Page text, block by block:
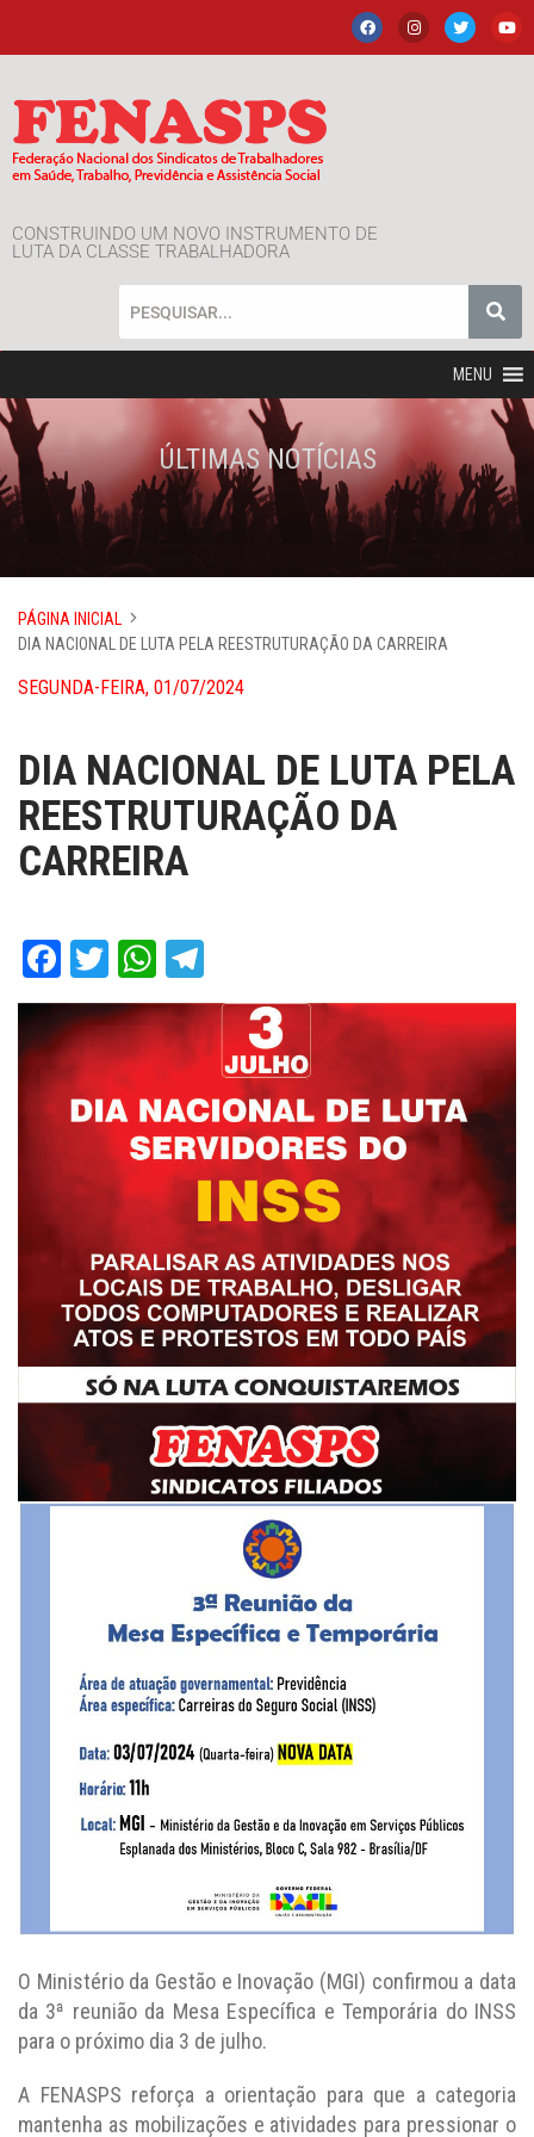
CONSTRUINDO UM NOVO INSTRUMENTO DE
LUTA DA CLASSE TRABALHADORA
MENU
ÚLTIMAS NOTÍCIAS
PÁGINA INICIAL
DIA NACIONAL DE LUTA PELA REESTRUTURAÇÃO DA CARREIRA
SEGUNDA-FEIRA, 01/07/2024
DIA NACIONAL DE LUTA PELA
REESTRUTURAÇÃO DA
CARREIRA
Facebook
TwitterWhatsApp
O Ministério da Gestão e Inovação (MGI) confirmou a data
da 3ª reunião da Mesa Específica e Temporária do INSS
para o próximo dia 3 de julho.
A FENASPS reforça a orientação para que a categoria
mantenha as mobilizações e atividades para pressionar o